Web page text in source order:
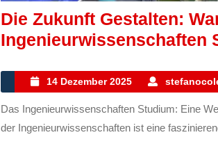
Die Zukunft Gestalten:
Ingenieurwissenschaften
14 Dezember 2025
14
Dezember
2025
Das Ingenieurwissenschaften Studium: Eine Welt voller Innovation und Herausforderungen Das Studium
der Ingenieurwissenschaften ist eine